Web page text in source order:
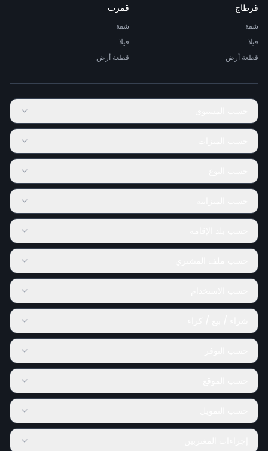
قرطاج
شقة
فيلا
قطعة أرض
قمرت
شقة
فيلا
قطعة أرض